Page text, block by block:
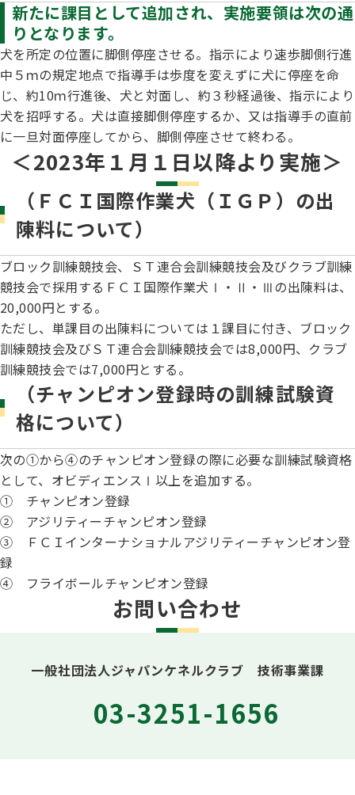
ジャックブログ
子犬を繁殖した方へ 〜 子犬の正式な名前のつけ方
血統証明書・よくあるご質問
Obtaining the JKC Certified Export Pedigree
トリミング競技会
ハンドリング競技会
ジュニアハンドラー
過去の大会結果
犬の絵コンクールについて
愛犬とのふれあい写真コンテストについて
愛犬とのふれあいの俳句について
新たに課目として追加され、実施要領は次の通
りとなります。
犬を所定の位置に脚側停座させる。指示により速歩脚側行進
中５ｍの規定地点で指導手は歩度を変えずに犬に停座を命
じ、約10ｍ行進後、犬と対面し、約３秒経過後、指示により
犬を招呼する。犬は直接脚側停座するか、又は指導手の直前
に一旦対面停座してから、脚側停座させて終わる。
＜2023年１月１日以降より実施＞
（ＦＣＩ国際作業犬（ＩＧＰ）の出
陳料について）
ブロック訓練競技会、ＳＴ連合会訓練競技会及びクラブ訓練
競技会で採用するＦＣＩ国際作業犬Ⅰ・Ⅱ・Ⅲの出陳料は、
20,000円とする。
ただし、単課目の出陳料については１課目に付き、ブロック
訓練競技会及びＳＴ連合会訓練競技会では8,000円、クラブ
訓練競技会では7,000円とする。
（チャンピオン登録時の訓練試験資
格について）
次の①から④のチャンピオン登録の際に必要な訓練試験資格
として、オビディエンスⅠ以上を追加する。
① チャンピオン登録
② アジリティーチャンピオン登録
③ ＦＣＩインターナショナルアジリティーチャンピオン登
録
④ フライボールチャンピオン登録
お問い合わせ
一般社団法人ジャパンケネルクラブ 技術事業課
03-3251-1656